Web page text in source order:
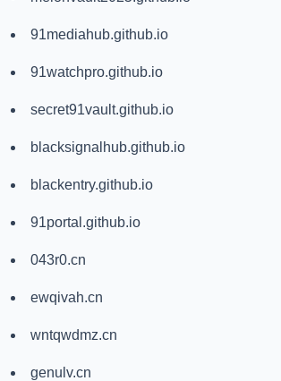
91mediahub.github.io
91watchpro.github.io
secret91vault.github.io
blacksignalhub.github.io
blackentry.github.io
91portal.github.io
043r0.cn
ewqivah.cn
wntqwdmz.cn
genulv.cn